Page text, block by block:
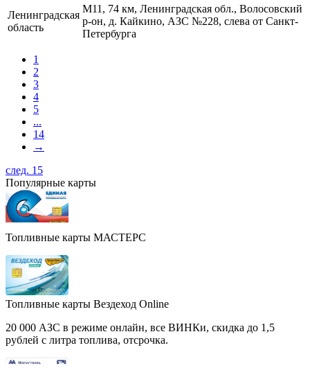
Ленинградская
область
М11, 74 км, Ленинградская обл., Волосовский
р-он, д. Кайкино, АЗС №228, слева от Санкт-
Петербурга
1
2
3
4
5
...
14
→
след. 15
Популярные карты
Топливные карты МАСТЕРС
Топливные карты Вездеход Online
20 000 АЗС в режиме онлайн, все ВИНКи, скидка до 1,5
рублей с литра топлива, отсрочка.